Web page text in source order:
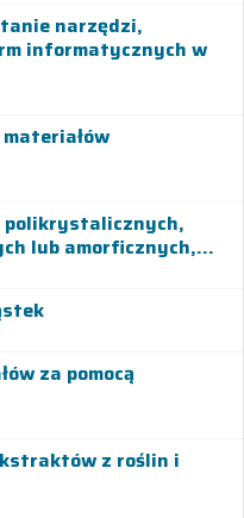
narzędzi,
informatycznych w
polikrystalicznych,
lub amorficznych,...
za pomocą
z roślin i